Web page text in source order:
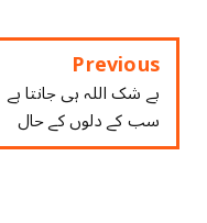
Previous
بے شک اللہ ہی جانتا ہے
سب کے دلوں کے حال